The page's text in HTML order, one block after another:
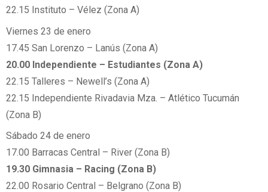
22.15 Instituto – Vélez (Zona A)
Viernes 23 de enero
17.45 San Lorenzo – Lanús (Zona A)
20.00 Independiente – Estudiantes (Zona A)
22.15 Talleres – Newell’s (Zona A)
22.15 Independiente Rivadavia Mza. – Atlético Tucumán
(Zona B)
Sábado 24 de enero
17.00 Barracas Central – River (Zona B)
19.30 Gimnasia – Racing (Zona B)
22.00 Rosario Central – Belgrano (Zona B)